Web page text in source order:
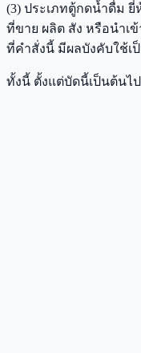
(3) ประเภทตู้กดน้ำดื่ม ยี่
ที่ขาย ผลิต สัง หรือนำเ
ที่คำสั่งนี้ มีผลบังคับใช้เ
ทั้งนี้ ตั้งแต่บัดนี้เป็นต้นไป